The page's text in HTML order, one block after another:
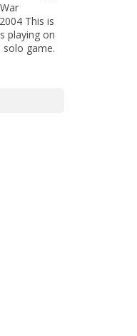
This is
playing on
solo game.